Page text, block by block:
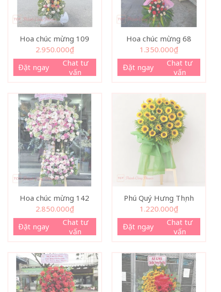
Hoa chúc mừng 109
2.950.000₫
Đặt ngay
Chat tư
vấn
Hoa chúc mừng 68
1.350.000₫
Đặt ngay
Chat tư
vấn
Hoa chúc mừng 142
2.850.000₫
Đặt ngay
Chat tư
vấn
Phú Quý Hưng Thịnh
1.220.000₫
Đặt ngay
Chat tư
vấn